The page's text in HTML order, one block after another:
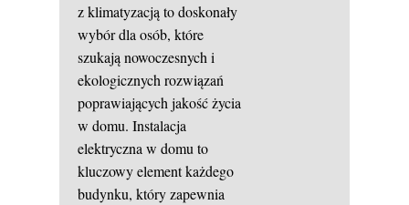
z klimatyzacją to doskonały
wybór dla osób, które
szukają nowoczesnych i
ekologicznych rozwiązań
poprawiających jakość życia
w domu. Instalacja
elektryczna w domu to
kluczowy element każdego
budynku, który zapewnia